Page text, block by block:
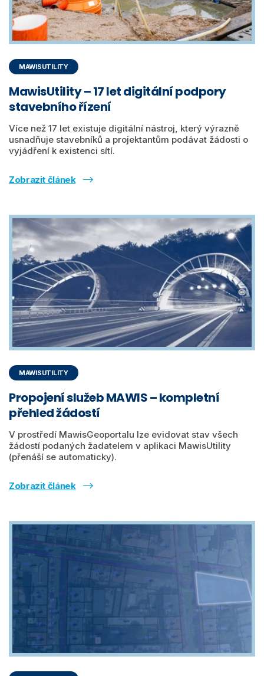
MAWISUTILITY
MawisUtility – 17 let digitální podpory
stavebního řízení
Více než 17 let existuje digitální nástroj, který výrazně
usnadňuje stavebníků a projektantům podávat žádosti o
vyjádření k existenci sítí.
Zobrazit článek
MAWISUTILITY
Propojení služeb MAWIS – kompletní
přehled žádostí
V prostředí MawisGeoportalu lze evidovat stav všech
žádostí podaných žadatelem v aplikaci MawisUtility
(přenáší se automaticky).
Zobrazit článek